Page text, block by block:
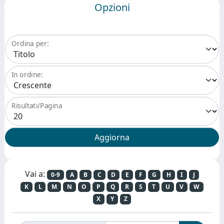
Opzioni
Ordina per:
In ordine:
Risultati/Pagina
Vai a: 0-9 A B C D E F G H I
J
K
L M N O P Q R S T U V
W
X
Y Z